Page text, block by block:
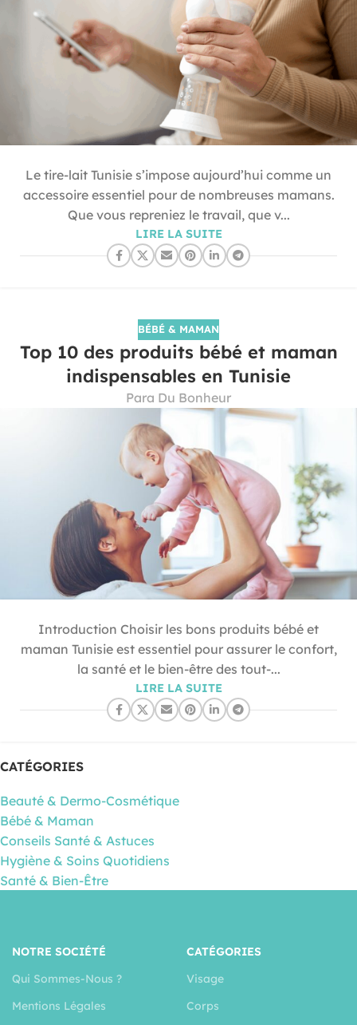
Le tire-lait Tunisie s’impose aujourd’hui comme un
accessoire essentiel pour de nombreuses mamans.
Que vous repreniez le travail, que v...
LIRE LA SUITE
BÉBÉ & MAMAN
Top 10 des produits bébé et maman
indispensables en Tunisie
Para Du Bonheur
Introduction Choisir les bons produits bébé et
maman Tunisie est essentiel pour assurer le confort,
la santé et le bien-être des tout-...
LIRE LA SUITE
CATÉGORIES
Beauté & Dermo-Cosmétique
Bébé & Maman
Conseils Santé & Astuces
Hygiène & Soins Quotidiens
Santé & Bien-Être
NOTRE SOCIÉTÉ
Qui Sommes-Nous ?
Mentions Légales
CATÉGORIES
Visage
Corps